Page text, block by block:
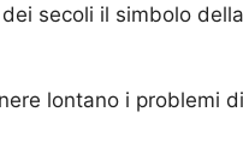
secoli il simbolo
lontano i problemi